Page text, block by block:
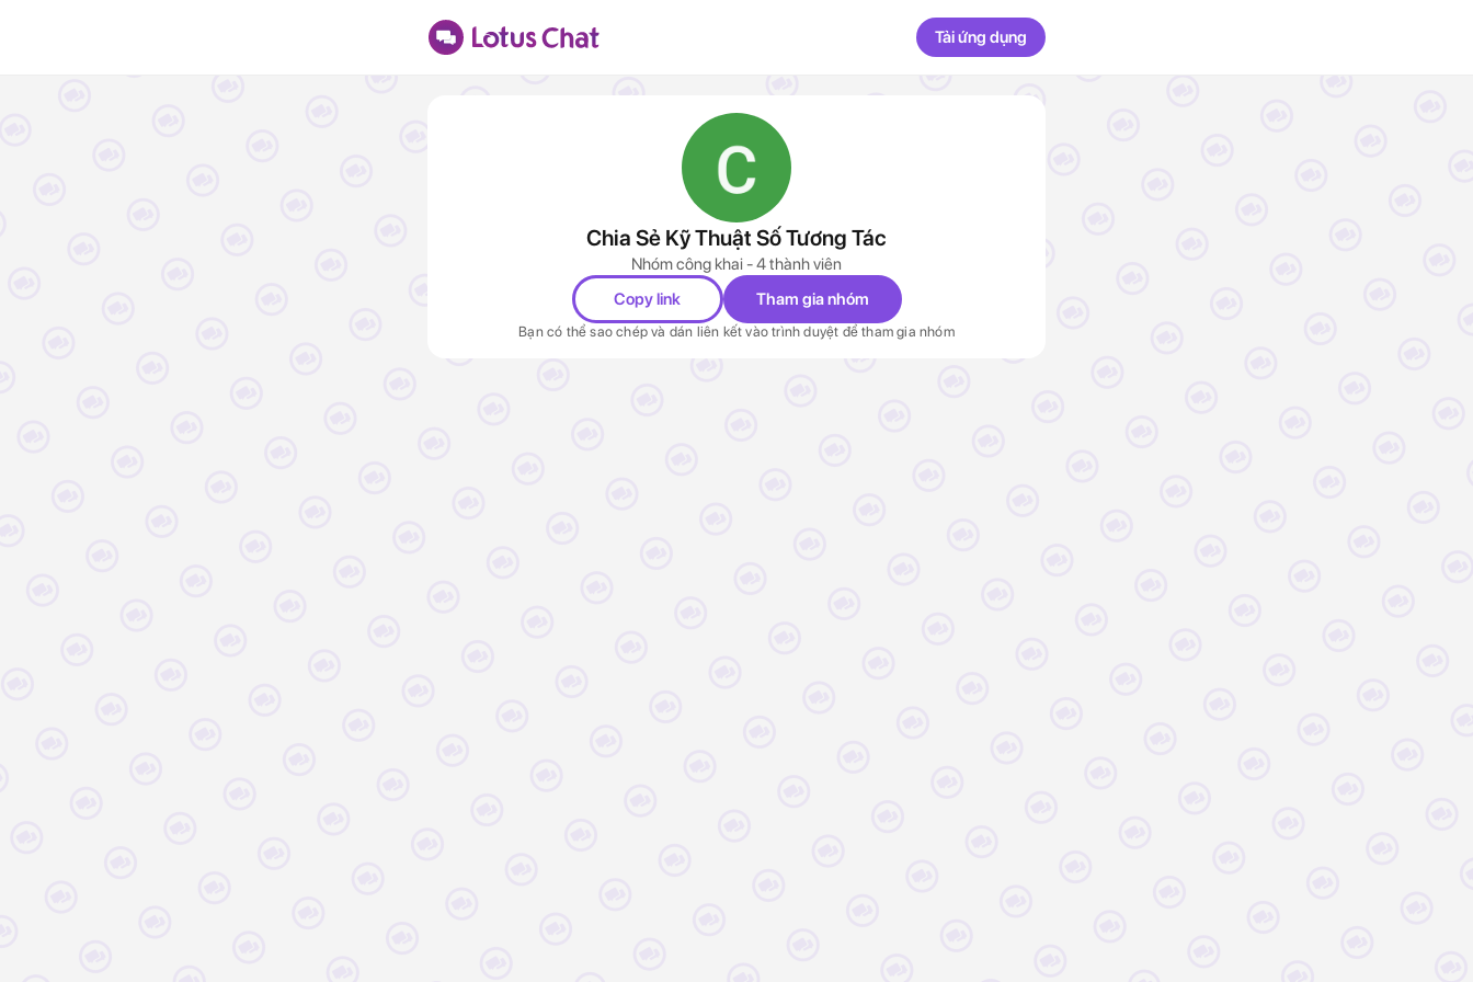
Tải ứng dụng
Chia Sẻ Kỹ Thuật Số Tương Tác
Nhóm công khai - 4 thành viên
Copy link
Tham gia nhóm
Bạn có thể sao chép và dán liên kết vào trình duyệt để tham gia nhóm